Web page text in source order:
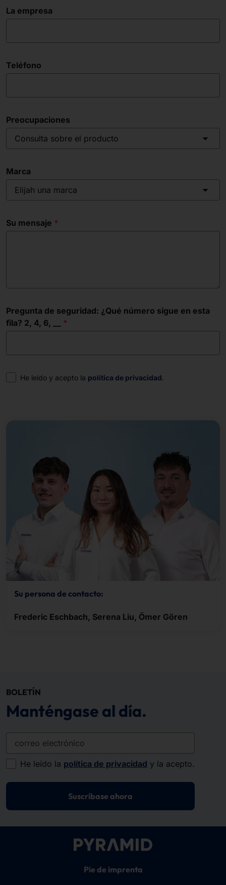
La empresa
Teléfono
Preocupaciones
Consulta sobre el producto
Marca
Elijah una marca
Su mensaje
Pregunta de seguridad: ¿Qué número sigue en esta
fila? 2, 4, 6, __
Consentimiento
He leído y acepto la política de privacidad.
Su persona de contacto:
Frederic Eschbach, Serena Liu, Ömer Gören
BOLETÍN
Manténgase al día.
correo electrónico
He leído la política de privacidad y la acepto.
Suscríbase ahora
Pie de imprenta